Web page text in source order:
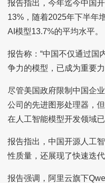
报告指出，今年迄今中国
13%，随着2025年下半年
AI模型13.7%的平均水平。
报告称：“中国不仅通过国
争力的模型，已成为重要
尽管美国政府限制中国企
公司的先进图形处理器，
在人工智能模型开发领域
报告指出，中国开源人工
性质量，还展现了快速迭代
报告强调，阿里云旗下